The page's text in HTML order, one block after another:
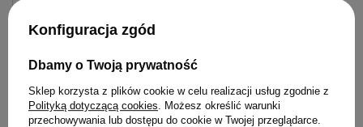
(50,48 zł / 100ml)
Najniższa cena produktu w okresie 30 dni przed
wprowadzeniem obniżki:125,80 zł +1%
Cena katalogowa:
164,00 zł -23%
wprowadzeniem
Cena katalogowa:
Konfiguracja zgód
Dbamy o Twoją prywatność
Sklep korzysta z plików cookie w celu realizacji usług zgodnie z
Polityką dotyczącą cookies . Możesz określić warunki
przechowywania lub dostępu do cookie w Twojej przeglądarce.